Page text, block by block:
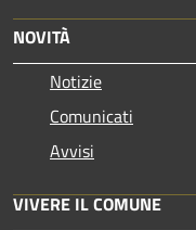
NOVITÀ
Notizie
Comunicati
Avvisi
VIVERE IL COMUNE